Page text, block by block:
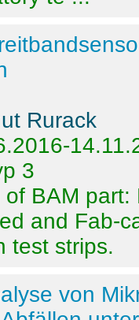
Rurack
3
of BAM
and Fab-
test strips.
von